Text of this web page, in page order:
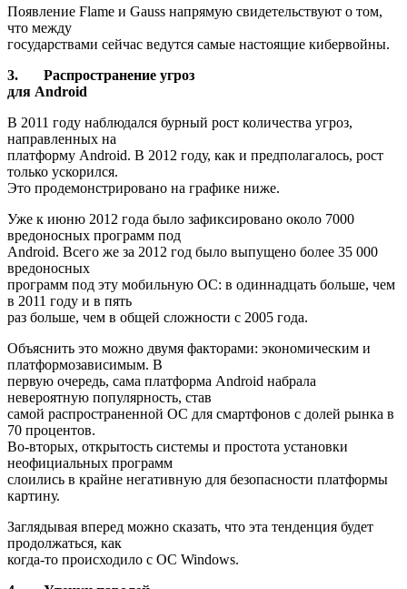
Появление Flame и Gauss напрямую свидетельствуют о том,
что между
государствами сейчас ведутся самые настоящие кибервойны.
3.
Распространение угроз
для Android
В 2011 году наблюдался бурный рост количества угроз,
направленных на
платформу Android. В 2012 году, как и предполагалось, рост
только ускорился.
Это продемонстрировано на графике ниже.
Уже к июню 2012 года было зафиксировано около 7000
вредоносных программ под
Android. Всего же за 2012 год было выпущено более 35 000
вредоносных
программ под эту мобильную ОС: в одиннадцать больше, чем
в 2011 году и в пять
раз больше, чем в общей сложности с 2005 года.
Объяснить это можно двумя факторами: экономическим и
платформозависимым. В
первую очередь, сама платформа Android набрала
невероятную популярность, став
самой распространенной ОС для смартфонов с долей рынка в
70 процентов.
Во-вторых, открытость системы и простота установки
неофициальных программ
слоились в крайне негативную для безопасности платформы
картину.
Заглядывая вперед можно сказать, что эта тенденция будет
продолжаться, как
когда-то происходило с ОС Windows.